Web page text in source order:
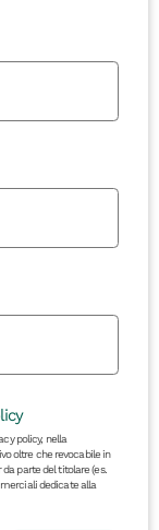
policy, nella
oltre che revocabile in
parte del titolare (es.
dedicate alla